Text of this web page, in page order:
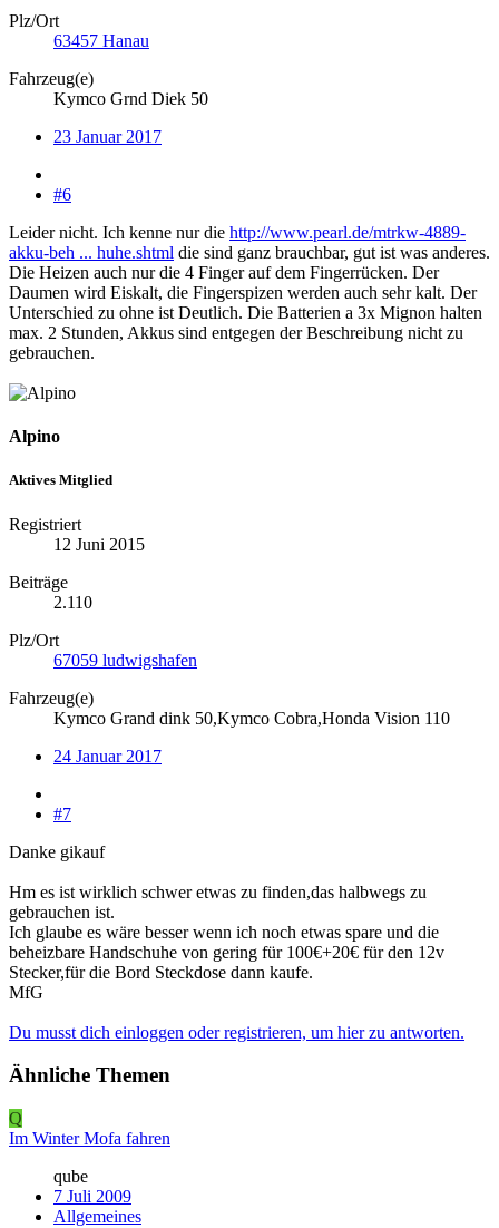
Plz/Ort
63457 Hanau
Fahrzeug(e)
Kymco Grnd Diek 50
23 Januar 2017
#6
Leider nicht. Ich kenne nur die http://www.pearl.de/mtrkw-4889-
akku-beh ... huhe.shtml die sind ganz brauchbar, gut ist was anderes.
Die Heizen auch nur die 4 Finger auf dem Fingerrücken. Der
Daumen wird Eiskalt, die Fingerspizen werden auch sehr kalt. Der
Unterschied zu ohne ist Deutlich. Die Batterien a 3x Mignon halten
max. 2 Stunden, Akkus sind entgegen der Beschreibung nicht zu
gebrauchen.
Alpino
Aktives Mitglied
Registriert
12 Juni 2015
Beiträge
2.110
Plz/Ort
67059 ludwigshafen
Fahrzeug(e)
Kymco Grand dink 50,Kymco Cobra,Honda Vision 110
24 Januar 2017
#7
Danke gikauf
Hm es ist wirklich schwer etwas zu finden,das halbwegs zu
gebrauchen ist.
Ich glaube es wäre besser wenn ich noch etwas spare und die
beheizbare Handschuhe von gering für 100€+20€ für den 12v
Stecker,für die Bord Steckdose dann kaufe.
MfG
Du musst dich einloggen oder registrieren, um hier zu antworten.
Ähnliche Themen
Q
Im Winter Mofa fahren
qube
7 Juli 2009
Allgemeines